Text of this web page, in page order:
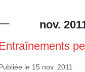
nov.
le 15 nov. 2011